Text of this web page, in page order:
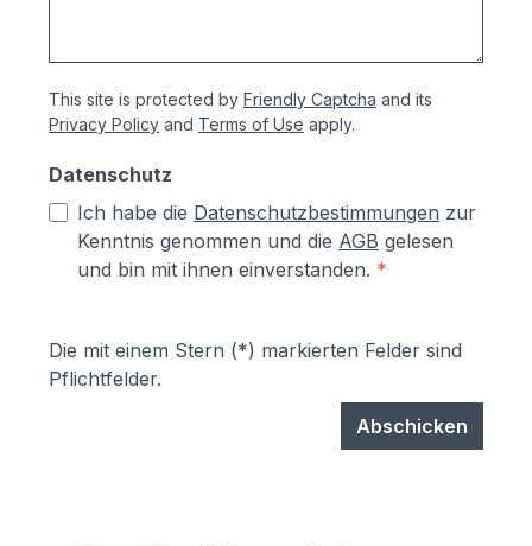
zusätzlich hoher Aluminiumanteil d.h.
hoher Korrosionsschutz)- Teile aus
dem Pulverbeschichten Eisen-
phosphatiert, Aluminiumteile chromfrei
chromatiert- Zusätzlich erhalten alle
Aluminium- und Stahlteile, Ausnahme
auch Kunststoffbeschichtung genannt) mit
Polyesterpulver in Fassadenqualität, dies
garantiert UV- und Wetterbeständigkeit-
Stärke der Pulverbeschichtung
This site is protected by Friendly Captcha and its
Privacy Policy and Terms of Use apply.
Datenschutz
Ich habe die Datenschutzbestimmungen zur
Kenntnis genommen und die AGB gelesen
und bin mit ihnen einverstanden. *
Die mit einem Stern (*) markierten Felder sind
Pflichtfelder.
Abschicken